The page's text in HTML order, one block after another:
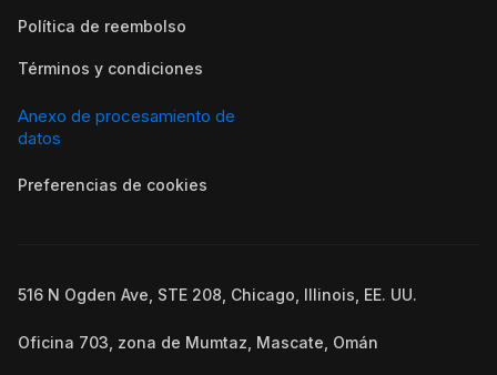
Política de reembolso
Términos y condiciones
Anexo de procesamiento de
datos
Preferencias de cookies
516 N Ogden Ave, STE 208, Chicago, Illinois, EE. UU.
Oficina 703, zona de Mumtaz, Mascate, Omán